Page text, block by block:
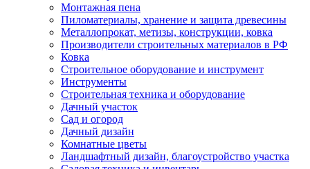
Монтажная пена
Пиломатериалы, хранение и защита древесины
Металлопрокат, метизы, конструкции, ковка
Производители строительных материалов в РФ
Ковка
Строительное оборудование и инструмент
Инструменты
Строительная техника и оборудование
Дачный участок
Сад и огород
Дачный дизайн
Комнатные цветы
Ландшафтный дизайн, благоустройство участка